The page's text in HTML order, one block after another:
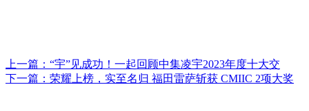
上一篇： “宇”见成功！一起回顾中集凌宇2023年度十大交
下一篇： 荣耀上榜，实至名归 福田雷萨斩获 CMIIC 2项大奖